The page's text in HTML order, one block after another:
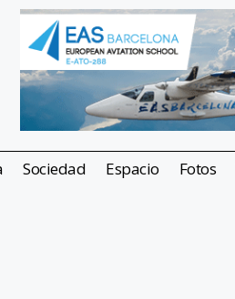
Sociedad Espacio Fotos